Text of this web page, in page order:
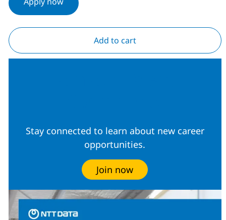
Add to cart
Stay connected to learn about new career
opportunities.
Join now